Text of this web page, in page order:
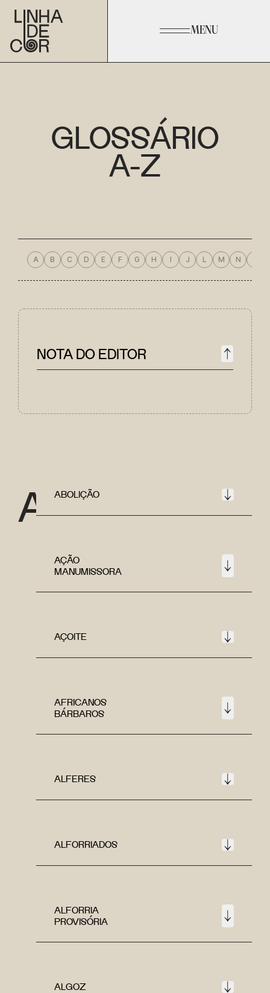
MENU
GLOSSÁRIO
A-Z
A B C D E F G H I J L M N
NOTA DO EDITOR
A ABOLIÇÃO
AÇÃO
MANUMISSORA
AÇOITE
AFRICANOS
BÁRBAROS
ALFERES
ALFORRIADOS
ALFORRIA
PROVISÓRIA
ALGOZ